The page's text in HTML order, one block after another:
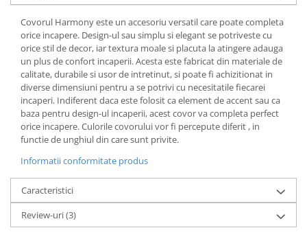
Covorul Harmony este un accesoriu versatil care poate completa
orice incapere. Design-ul sau simplu si elegant se potriveste cu
orice stil de decor, iar textura moale si placuta la atingere adauga
un plus de confort incaperii. Acesta este fabricat din materiale de
calitate, durabile si usor de intretinut, si poate fi achizitionat in
diverse dimensiuni pentru a se potrivi cu necesitatile fiecarei
incaperi. Indiferent daca este folosit ca element de accent sau ca
baza pentru design-ul incaperii, acest covor va completa perfect
orice incapere. Culorile covorului vor fi percepute diferit , in
functie de unghiul din care sunt privite.
Informatii conformitate produs
Caracteristici
Review-uri(3)